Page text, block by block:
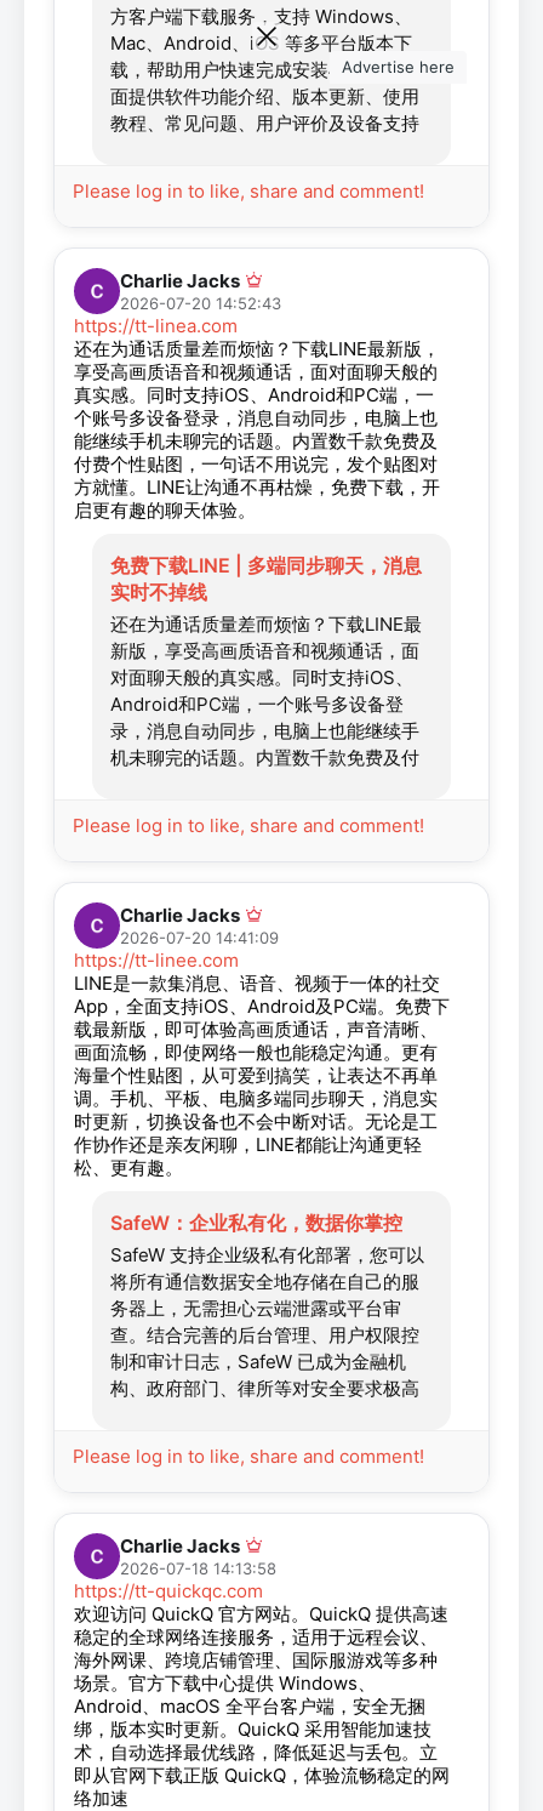
方客户端下载服务，支持 Windows、
Mac、Android、iOS 等多平台版本下
载，帮助用户快速完成安装与使用。页
面提供软件功能介绍、版本更新、使用
教程、常见问题、用户评价及设备支持
主要功能和使用方法，获得稳定、高
Please log in to like, share and comment!
Charlie Jacks
2026-07-20 14:52:43
https://tt-linea.com
还在为通话质量差而烦恼？下载LINE最新版，
享受高画质语音和视频通话，面对面聊天般的
真实感。同时支持iOS、Android和PC端，一
个账号多设备登录，消息自动同步，电脑上也
能继续手机未聊完的话题。内置数千款免费及
付费个性贴图，一句话不用说完，发个贴图对
方就懂。LINE让沟通不再枯燥，免费下载，开
启更有趣的聊天体验。
免费下载LINE | 多端同步聊天，消息
实时不掉线
还在为通话质量差而烦恼？下载LINE最
新版，享受高画质语音和视频通话，面
对面聊天般的真实感。同时支持iOS、
Android和PC端，一个账号多设备登
录，消息自动同步，电脑上也能继续手
机未聊完的话题。内置数千款免费及付
费下载，开启更有趣的聊天体验。
Please log in to like, share and comment!
Charlie Jacks
2026-07-20 14:41:09
https://tt-linee.com
LINE是一款集消息、语音、视频于一体的社交
App，全面支持iOS、Android及PC端。免费下
载最新版，即可体验高画质通话，声音清晰、
画面流畅，即使网络一般也能稳定沟通。更有
海量个性贴图，从可爱到搞笑，让表达不再单
调。手机、平板、电脑多端同步聊天，消息实
时更新，切换设备也不会中断对话。无论是工
作协作还是亲友闲聊，LINE都能让沟通更轻
松、更有趣。
SafeW：企业私有化，数据你掌控
SafeW 支持企业级私有化部署，您可以
将所有通信数据安全地存储在自己的服
务器上，无需担心云端泄露或平台审
查。结合完善的后台管理、用户权限控
制和审计日志，SafeW 已成为金融机
构、政府部门、律所等对安全要求极高
Please log in to like, share and comment!
Charlie Jacks
2026-07-18 14:13:58
https://tt-quickqc.com
欢迎访问 QuickQ 官方网站。QuickQ 提供高速
稳定的全球网络连接服务，适用于远程会议、
海外网课、跨境店铺管理、国际服游戏等多种
场景。官方下载中心提供 Windows、
Android、macOS 全平台客户端，安全无捆
绑，版本实时更新。QuickQ 采用智能加速技
术，自动选择最优线路，降低延迟与丢包。立
即从官网下载正版 QuickQ，体验流畅稳定的网
络加速
Advertise here